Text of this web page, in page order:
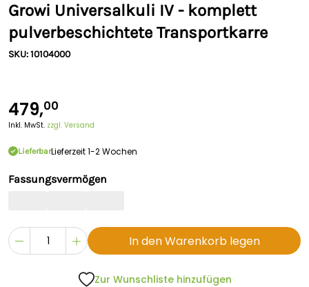
Growi Universalkuli IV - komplett
pulverbeschichtete Transportkarre
SKU: 10104000
479,00
Inkl. MwSt. zzgl. Versand
LieferbarLieferzeit 1-2 Wochen
Fassungsvermögen
In den Warenkorb legen
Zur Wunschliste hinzufügen